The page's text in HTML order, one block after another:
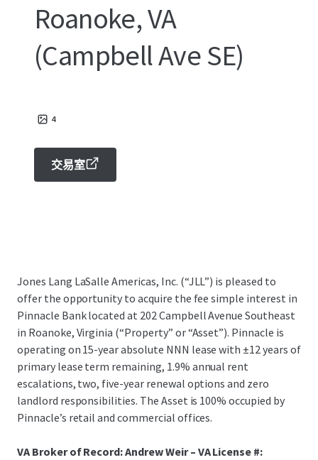
Roanoke, VA
(Campbell Ave SE)
4
交易室
Jones Lang LaSalle Americas, Inc. (“JLL”) is pleased to
offer the opportunity to acquire the fee simple interest in
Pinnacle Bank located at 202 Campbell Avenue Southeast
in Roanoke, Virginia (“Property” or “Asset”). Pinnacle is
operating on 15-year absolute NNN lease with ±12 years of
primary lease term remaining, 1.9% annual rent
escalations, two, five-year renewal options and zero
landlord responsibilities. The Asset is 100% occupied by
Pinnacle’s retail and commercial offices.
VA Broker of Record: Andrew Weir – VA License #: